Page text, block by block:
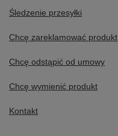
Śledzenie przesyłki
Chcę zareklamować produkt
Chcę odstąpić od umowy
Chcę wymienić produkt
Kontakt